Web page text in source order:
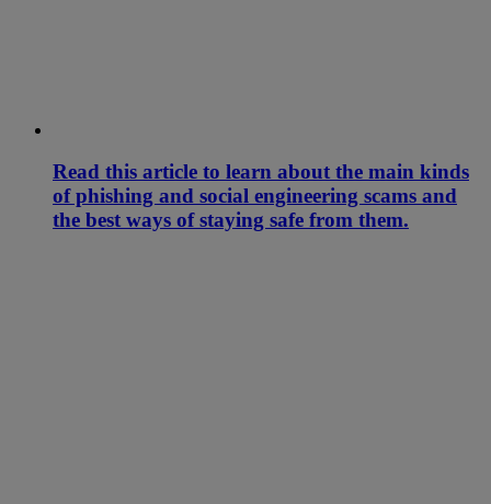
Read this article to learn about the main kinds
of phishing and social engineering scams and
the best ways of staying safe from them.